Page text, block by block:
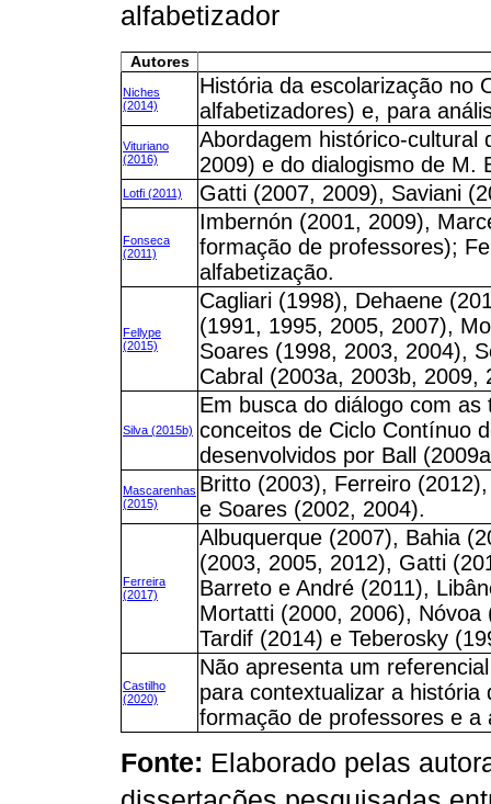
alfabetizador
Autores
Niches
(2014)
História da escolarização no
alfabetizadores) e, para
Vituriano
(2016)
Abordagem histórico-cultural
2009) e do dialogismo de M.
Lotfi (2011) Gatti (2007, 2009), Saviani
Fonseca
(2011)
Imbernón (2001, 2009),
formação de professores);
alfabetização.
Fellype
(2015)
Cagliari (1998), Dehaene
(1991, 1995, 2005, 2007),
Soares (1998, 2003, 2004),
Cabral (2003a, 2003b, 2009,
Silva (2015b)
Em busca do diálogo com
conceitos de Ciclo Contínuo
desenvolvidos por Ball
Mascarenhas
(2015)
Britto (2003), Ferreiro
e Soares (2002, 2004).
Ferreira
(2017)
Albuquerque (2007), Bahia
(2003, 2005, 2012), Gatti
Barreto e André (2011),
Mortatti (2000, 2006),
Tardif (2014) e Teberosky
Castilho
(2020)
Não apresenta um
para contextualizar a
formação de professores e a
Fonte: Elaborado pelas